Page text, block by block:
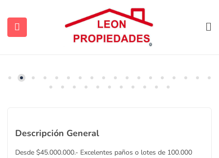
(Vendidas y Arrendadas)
VENDIDA, VER OTRAS OPCIONES
Destacada
Descripción General
Desde $45.000.000.- Excelentes paños o lotes de 100.000